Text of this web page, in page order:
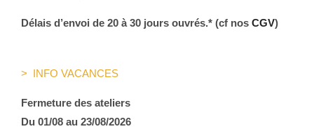
Délais d’envoi de 20 à 30 jours ouvrés.* (cf nos CGV)
> INFO VACANCES
Fermeture des ateliers
Du 01/08 au 23/08/2026